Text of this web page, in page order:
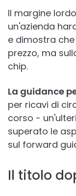
Il margine
un'azienda
e dimostra
prezzo, ma
chip.
La guidance
per ricavi di
corso -
superato le
sul forward
Il titolo